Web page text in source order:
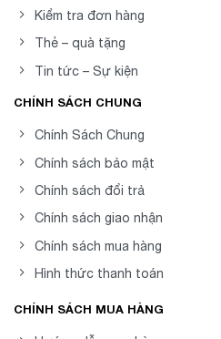
Kiểm tra đơn hàng
Thẻ – quà tặng
Tin tức – Sự kiện
CHÍNH SÁCH CHUNG
Chính Sách Chung
Chính sách bảo mật
Chính sách đổi trả
Chính sách giao nhận
Chính sách mua hàng
Hình thức thanh toán
CHÍNH SÁCH MUA HÀNG